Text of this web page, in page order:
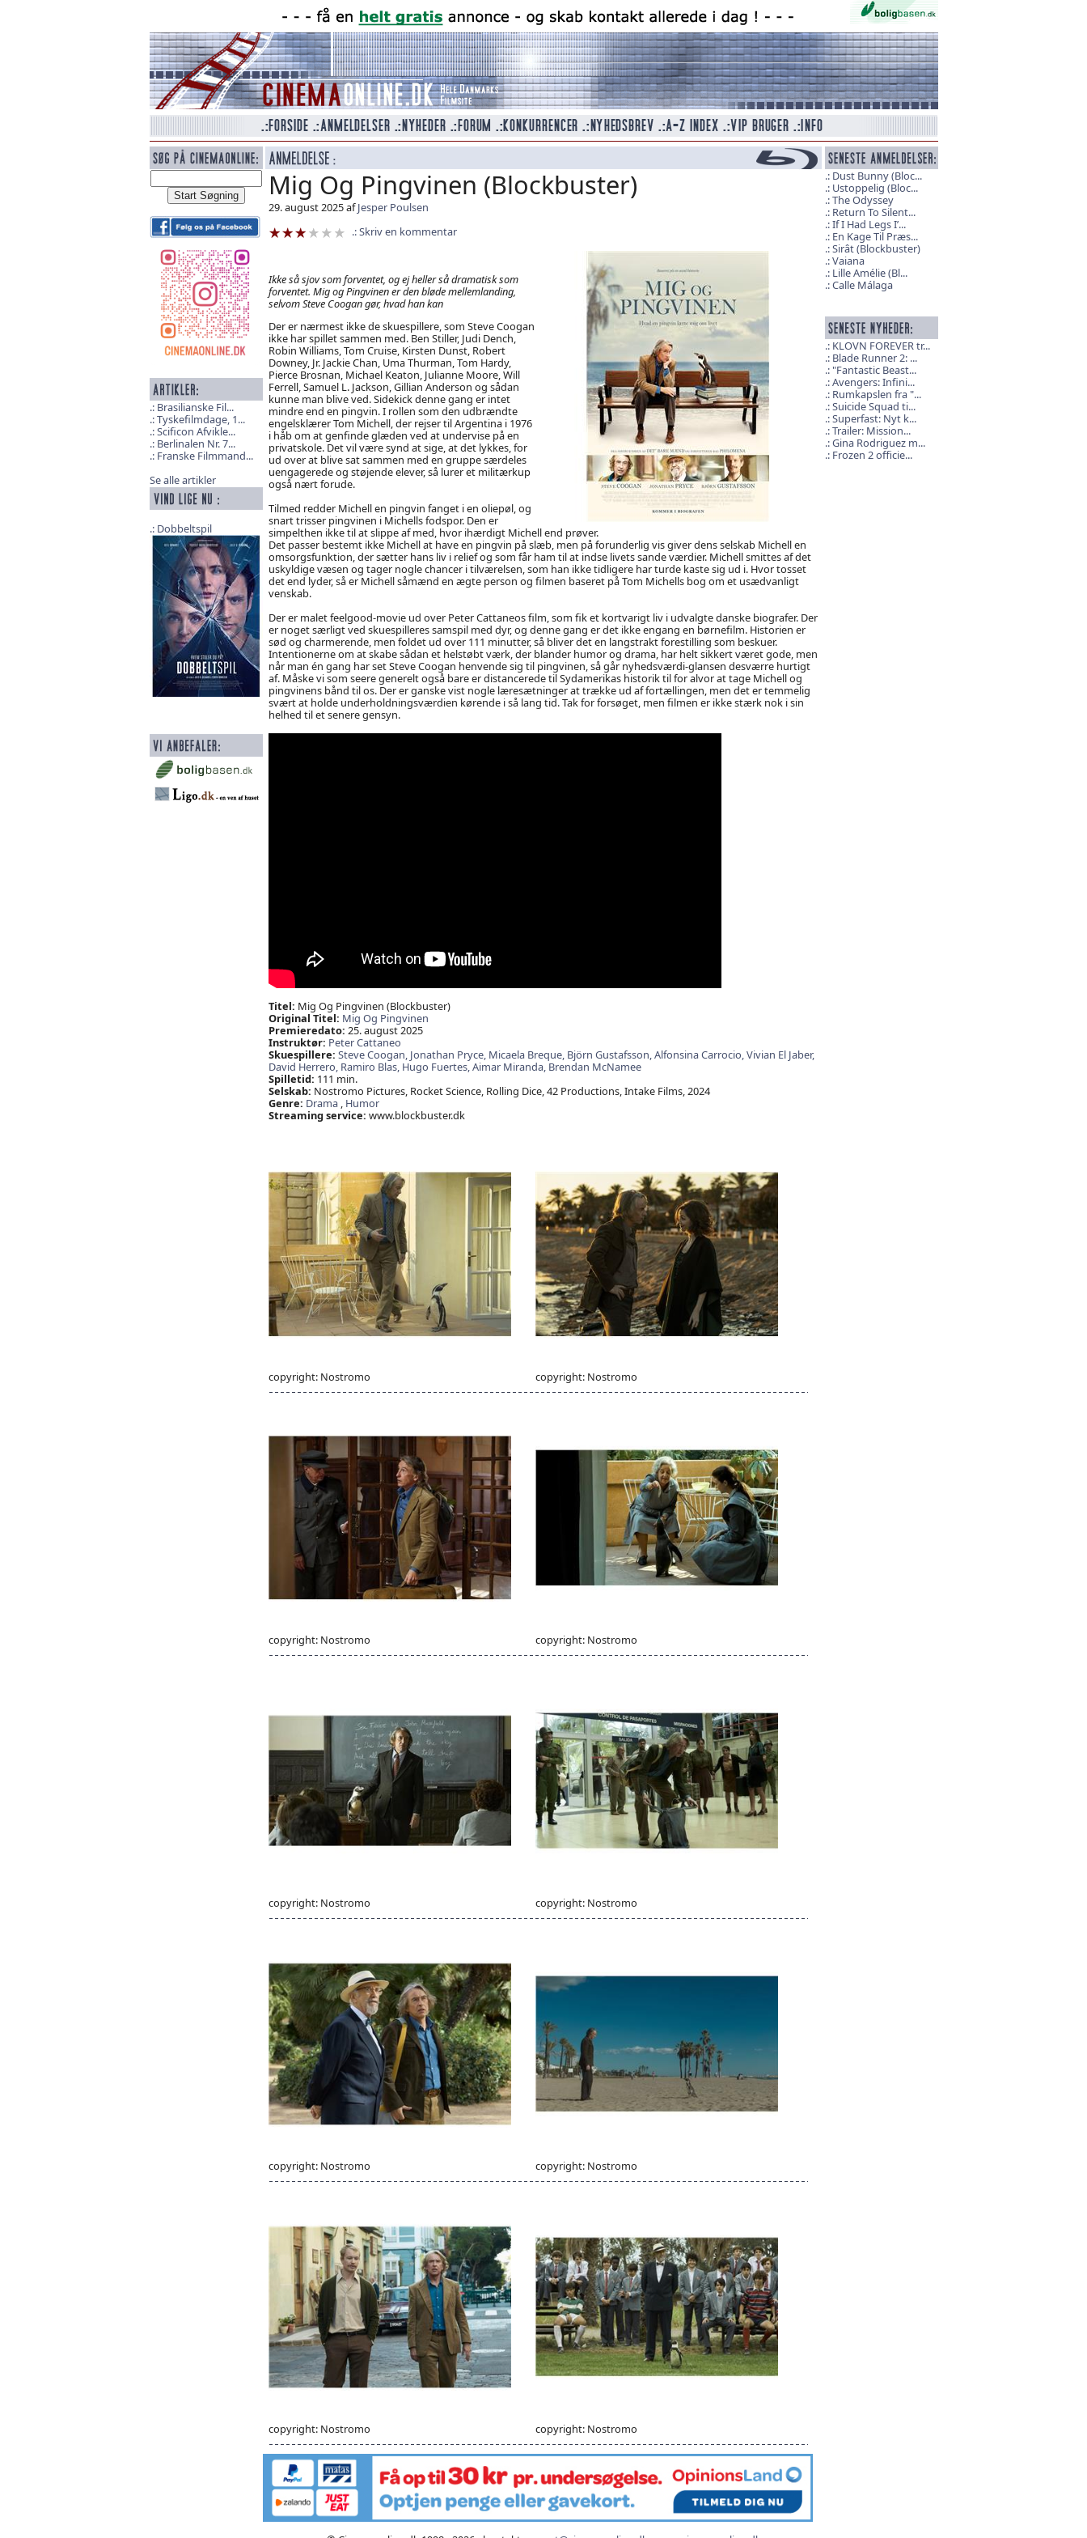
Brasilianske Fil...
Tyskefilmdage, 1...
Scificon Afvikle...
Berlinalen Nr. 7...
Franske Filmmand...
Se alle artikler
Dobbeltspil
Mig Og Pingvinen (Blockbuster)
29. august 2025 afJesper Poulsen
Skriv en kommentar
Ikke så sjov som forventet, og ej heller så dramatisk som
forventet. Mig og Pingvinen er den bløde mellemlanding,
selvom Steve Coogan gør, hvad han kan
Der er nærmest ikke de skuespillere, som Steve Coogan
ikke har spillet sammen med. Ben Stiller, Judi Dench,
Robin Williams, Tom Cruise, Kirsten Dunst, Robert
Downey, Jr. Jackie Chan, Uma Thurman, Tom Hardy,
Pierce Brosnan, Michael Keaton, Julianne Moore, Will
Ferrell, Samuel L. Jackson, Gillian Anderson og sådan
kunne man blive ved. Sidekick denne gang er intet
mindre end en pingvin. I rollen som den udbrændte
engelsklærer Tom Michell, der rejser til Argentina i 1976
i håb om at genfinde glæden ved at undervise på en
privatskole. Det vil være synd at sige, at det lykkes, for
ud over at blive sat sammen med en gruppe særdeles
uengagerede og støjende elever, så lurer et militærkup
også nært forude.
Tilmed redder Michell en pingvin fanget i en oliepøl, og
snart trisser pingvinen i Michells fodspor. Den er
simpelthen ikke til at slippe af med, hvor ihærdigt Michell end prøver.
Det passer bestemt ikke Michell at have en pingvin på slæb, men på forunderlig vis giver dens selskab Michell en
omsorgsfunktion, der sætter hans liv i relief og som får ham til at indse livets sande værdier. Michell smittes af det
uskyldige væsen og tager nogle chancer i tilværelsen, som han ikke tidligere har turde kaste sig ud i. Hvor tosset
det end lyder, så er Michell såmænd en ægte person og filmen baseret på Tom Michells bog om et usædvanligt
venskab.
Der er malet feelgood-movie ud over Peter Cattaneos film, som fik et kortvarigt liv i udvalgte danske biografer. Der
er noget særligt ved skuespilleres samspil med dyr, og denne gang er det ikke engang en børnefilm. Historien er
sød og charmerende, men foldet ud over 111 minutter, så bliver det en langstrakt forestilling som beskuer.
Intentionerne om at skabe sådan et helstøbt værk, der blander humor og drama, har helt sikkert været gode, men
når man én gang har set Steve Coogan henvende sig til pingvinen, så går nyhedsværdi-glansen desværre hurtigt
af. Måske vi som seere generelt også bare er distancerede til Sydamerikas historik til for alvor at tage Michell og
pingvinens bånd til os. Der er ganske vist nogle læresætninger at trække ud af fortællingen, men det er temmelig
svært at holde underholdningsværdien kørende i så lang tid. Tak for forsøget, men filmen er ikke stærk nok i sin
helhed til et senere gensyn.
Titel: Mig Og Pingvinen (Blockbuster)
Original Titel: Mig Og Pingvinen
Premieredato: 25. august 2025
Instruktør: Peter Cattaneo
Skuespillere: Steve Coogan, Jonathan Pryce, Micaela Breque, Björn Gustafsson,Alfonsina Carrocio,Vivian El Jaber,
David Herrero, Ramiro Blas, Hugo Fuertes,Aimar Miranda, Brendan McNamee
Spilletid: 111 min.
Selskab: Nostromo Pictures, Rocket Science, Rolling Dice, 42 Productions, Intake Films, 2024
Genre: Drama, Humor
Streaming service: www.blockbuster.dk
copyright: Nostromo copyright: Nostromo
copyright: Nostromo copyright: Nostromo
copyright: Nostromo copyright: Nostromo
copyright: Nostromo copyright: Nostromo
copyright: Nostromo copyright: Nostromo
Dust Bunny (Bloc...
Ustoppelig (Bloc...
The Odyssey
Return To Silent...
If I Had Legs I’...
En Kage Til Præs...
Sirât (Blockbuster)
Vaiana
Lille Amélie (Bl...
Calle Málaga
KLOVN FOREVER tr...
Blade Runner 2: ...
"Fantastic Beast...
Avengers: Infini...
Rumkapslen fra "...
Suicide Squad ti...
Superfast: Nyt k...
Trailer: Mission...
Gina Rodriguez m...
Frozen 2 officie...